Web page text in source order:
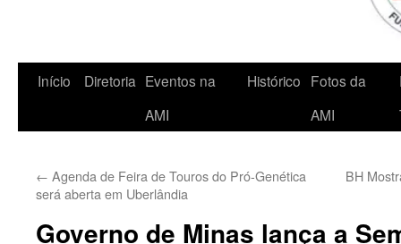
Início Diretoria Eventos na
AMI
Histórico Fotos da
AMI
← Agenda de Feira de Touros do Pró-Genética
será aberta em Uberlândia
BH
Governo de Minas lança a